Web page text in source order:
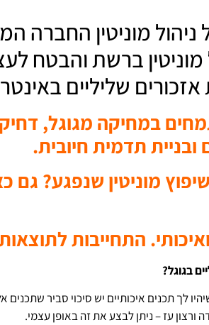
ניהול מוניטין החברה
מוניטין ברשת והבטח
שליליים
במחיקה מגוגל,
ובניית תדמית חיובית.
מוניטין שנפגע? גם
התחייבות
בגוגל?
לך תכנים איכותיים יש סיכוי סביר שתכנים
ורצון עז – ניתן לבצע את זה באופן עצמי.